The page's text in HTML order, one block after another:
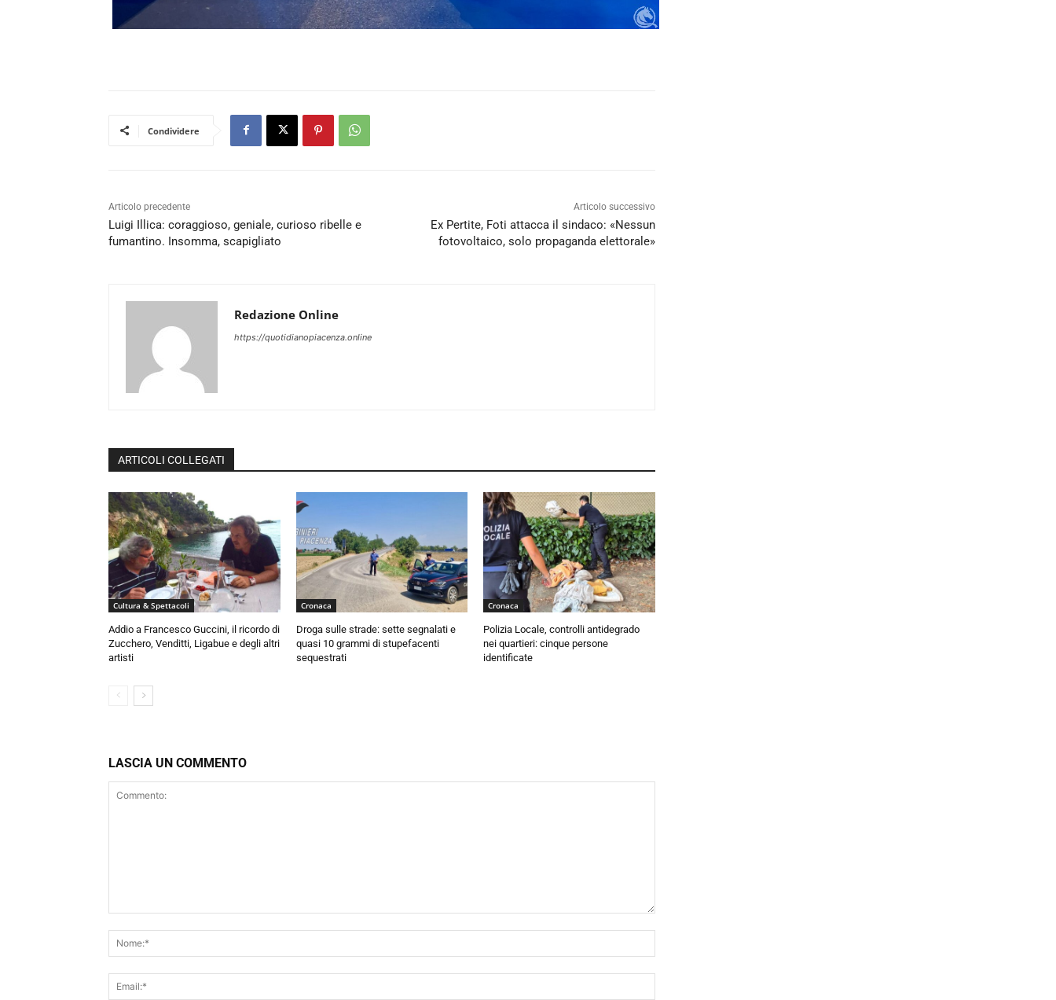
Condividere
Articolo precedente
Luigi Illica: coraggioso, geniale, curioso ribelle e
fumantino. Insomma, scapigliato
Articolo successivo
Ex Pertite, Foti attacca il sindaco: «Nessun
fotovoltaico, solo propaganda elettorale»
Redazione Online
https://quotidianopiacenza.online
ARTICOLI COLLEGATI
Cultura & Spettacoli
Addio a Francesco Guccini, il ricordo di
Zucchero, Venditti, Ligabue e degli altri
artisti
Cronaca
Droga sulle strade: sette segnalati e
quasi 10 grammi di stupefacenti
sequestrati
Cronaca
Polizia Locale, controlli antidegrado
nei quartieri: cinque persone
identificate
LASCIA UN COMMENTO